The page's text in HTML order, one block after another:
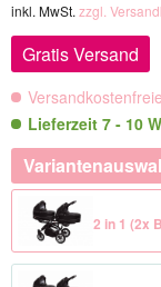
inkl. MwSt. zzgl.
Gratis Versand
Lieferzeit 7 - 10
2 in 1 (2x